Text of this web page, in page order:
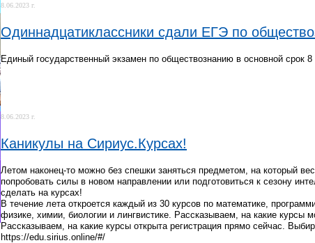
8.06.2023 г.
Одиннадцатиклассники сдали ЕГЭ по
Единый государственный экзамен по обществознанию в основной срок
8.06.2023 г.
Каникулы на Сириус.Курсах!
Летом наконец-то можно без спешки заняться предметом, на который
попробовать силы в новом направлении или подготовиться к сезону
сделать на курсах!
В течение лета откроется каждый из 30 курсов по математике,
физике, химии, биологии и лингвистике. Рассказываем, на какие курсы
Рассказываем, на какие курсы открыта регистрация прямо сейчас.
https://edu.sirius.online/#/